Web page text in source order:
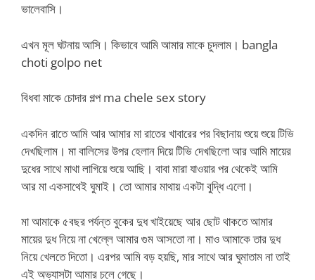
ভালেবাসি।
এখন মূল ঘটনায় আসি। কিভাবে আমি আমার মাকে চুদলাম। bangla
choti golpo net
বিধবা মাকে চোদার গল্প ma chele sex story
একদিন রাতে আমি আর আমার মা রাতের খাবারের পর বিছানায় শুয়ে শুয়ে টিভি
দেখছিলাম। মা বালিসের উপর হেলান দিয়ে টিভি দেখছিলো আর আমি মায়ের
দুধের সাথে মাথা লাগিয়ে শুয়ে আছি। বাবা মারা যাওয়ার পর থেকেই আমি
আর মা একসাথেই ঘুমাই। তো আমার মাথায় একটা বুদ্ধি এলো।
মা আমাকে ৫বছর পর্যন্ত বুকের দুধ খাইয়েছে আর ছোট থাকতে আমার
মায়ের দুধ নিয়ে না খেল্লে আমার গুম আসতো না। মাও আমাকে তার দুধ
নিয়ে খেলতে দিতো। এরপর আমি বড় হয়ছি, মার সাথে আর ঘুমাতাম না তাই
এই অভ্যাসটা আমার চলে গেছে।